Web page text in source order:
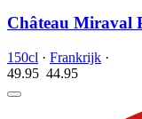
Château Miraval
150cl · Frankrijk ·
49.95 44.95